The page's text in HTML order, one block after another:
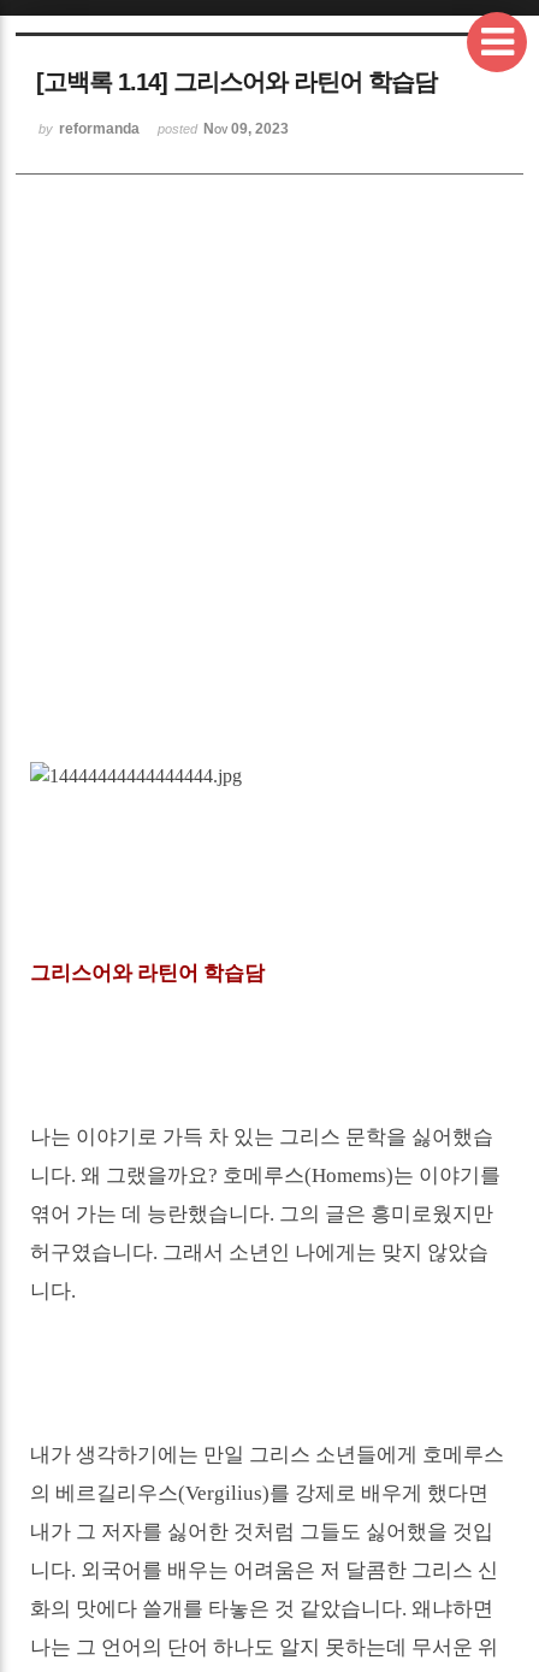
[고백록 1.14] 그리스어와 라틴어 학습담
by reformanda posted Nov 09, 2023
그리스어와 라틴어 학습담
나는 이야기로 가득 차 있는 그리스 문학을 싫어했습
니다.왜 그랬을까요? 호메루스(Homems)는 이야기를
엮어 가는 데 능란했습니다. 그의 글은 흥미로웠지만
허구였습니다. 그래서 소년인 나에게는 맞지 않았습
니다.
내가 생각하기에는 만일 그리스 소년들에게 호메루스
의 베르길리우스(Vergilius)를 강제로 배우게 했다면
내가 그 저자를 싫어한 것처럼 그들도 싫어했을 것입
니다. 외국어를 배우는 어려움은 저 달콤한 그리스 신
화의 맛에다 쓸개를 타놓은 것 같았습니다.왜냐하면
나는 그 언어의 단어 하나도 알지 못하는데 무서운 위